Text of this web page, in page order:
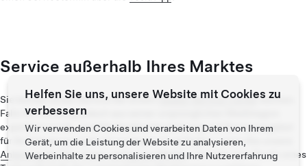
Service außerhalb Ihres Marktes
Sie können einen Service bei einemlokalen Service Centerbuchen.
Falls Ihr Fahrzeug jedoch aus seiner ursprünglichen Marktregion
exportiert wurde, sind Merkmalsunterstützung und Serviceangebot
für Ihr Fahrzeug eventuell nur begrenzt verfügbar. Lesen Sie unsere
Anleitung für Non-Core- und graue Märkte , um mehr zum Besitz eines
Helfen Sie uns, unsere Website mit Cookies zu
verbessern
Wir verwenden Cookies und verarbeiten Daten von Ihrem
Gerät, um die Leistung der Website zu analysieren,
Werbeinhalte zu personalisieren und Ihre Nutzererfahrung